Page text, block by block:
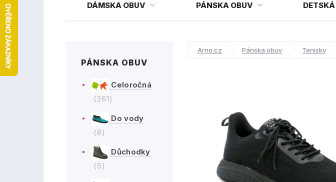
DÁMSKA OBUV PÁNSKA OBUV
PÁNSKA OBUV
Celoročná
(261)
Do vody
(8)
Důchodky
(5)
Arno.cz Pánska obuv Tenisky